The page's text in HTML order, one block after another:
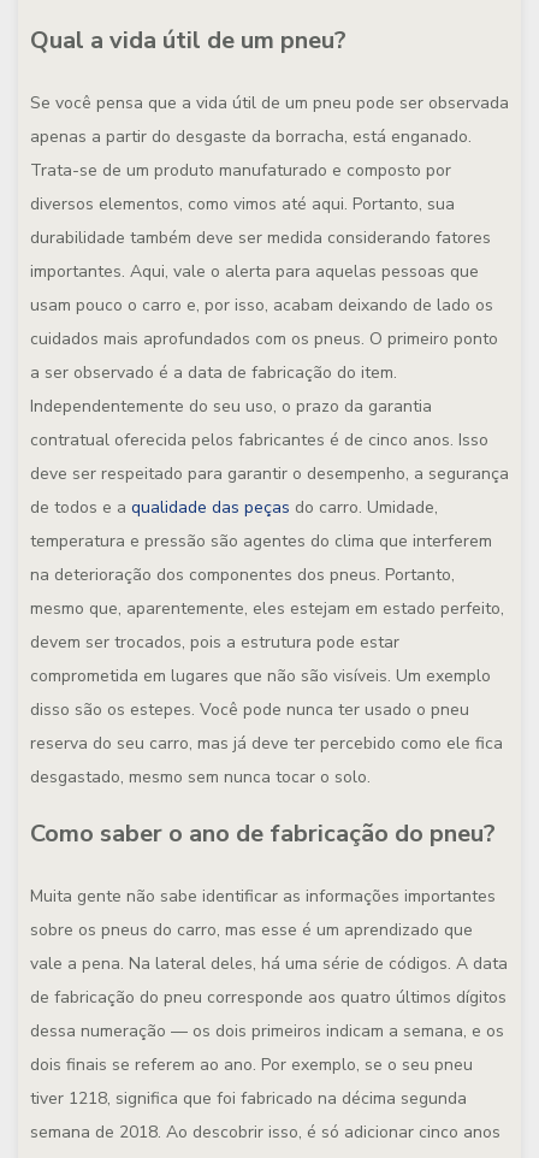
Qual a vida útil de um pneu?
Se você pensa que a vida útil de um pneu pode ser observada
apenas a partir do desgaste da borracha, está enganado.
Trata-se de um produto manufaturado e composto por
diversos elementos, como vimos até aqui. Portanto, sua
durabilidade também deve ser medida considerando fatores
importantes. Aqui, vale o alerta para aquelas pessoas que
usam pouco o carro e, por isso, acabam deixando de lado os
cuidados mais aprofundados com os pneus. O primeiro ponto
a ser observado é a data de fabricação do item.
Independentemente do seu uso, o prazo da garantia
contratual oferecida pelos fabricantes é de cinco anos. Isso
deve ser respeitado para garantir o desempenho, a segurança
de todos e a qualidade das peças do carro. Umidade,
temperatura e pressão são agentes do clima que interferem
na deterioração dos componentes dos pneus. Portanto,
mesmo que, aparentemente, eles estejam em estado perfeito,
devem ser trocados, pois a estrutura pode estar
comprometida em lugares que não são visíveis. Um exemplo
disso são os estepes. Você pode nunca ter usado o pneu
reserva do seu carro, mas já deve ter percebido como ele fica
desgastado, mesmo sem nunca tocar o solo.
Como saber o ano de fabricação do pneu?
Muita gente não sabe identificar as informações importantes
sobre os pneus do carro, mas esse é um aprendizado que
vale a pena. Na lateral deles, há uma série de códigos. A data
de fabricação do pneu corresponde aos quatro últimos dígitos
dessa numeração — os dois primeiros indicam a semana, e os
dois finais se referem ao ano. Por exemplo, se o seu pneu
tiver 1218, significa que foi fabricado na décima segunda
semana de 2018. Ao descobrir isso, é só adicionar cinco anos